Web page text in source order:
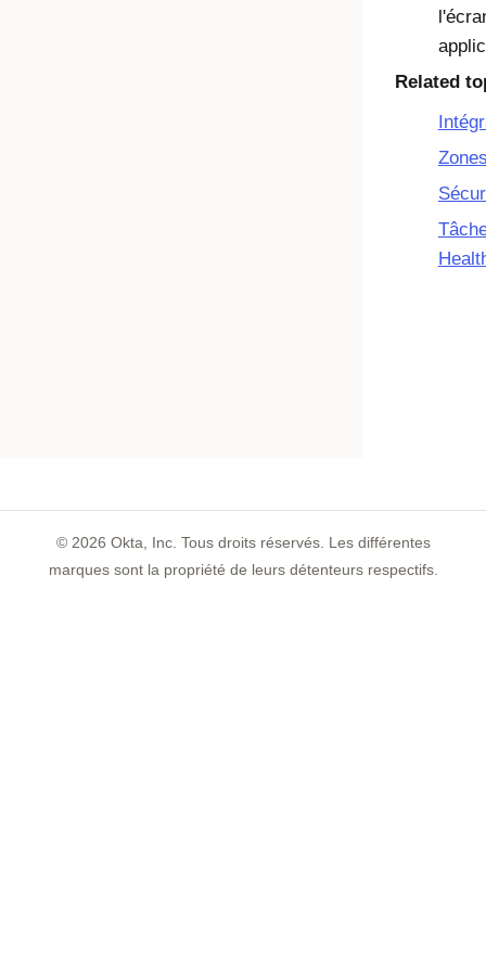
Related
© 2026 Okta, Inc. Tous droits réservés. Les différentes
marques sont la propriété de leurs détenteurs respectifs.